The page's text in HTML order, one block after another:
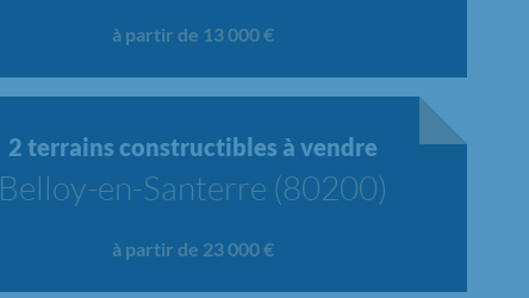
à partir de 13 000 €
2 terrains constructibles à vendre
Belloy-en-Santerre (80200)
à partir de 23 000 €